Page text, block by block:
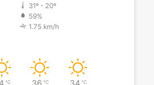
31º - 20º
59%
1.75 km/h
℃ 36 ℃ 34 ℃